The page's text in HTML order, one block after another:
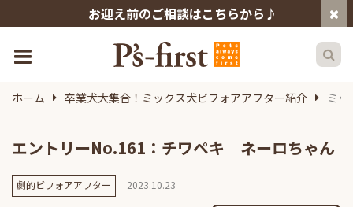
お迎え前のご相談はこちらから♪
ホーム 卒業犬大集合！ミックス犬ビフォアアフター紹介 ミ
エントリーNo.161：チワペキ ネーロちゃん
劇的ビフォアアフター 2023.10.23